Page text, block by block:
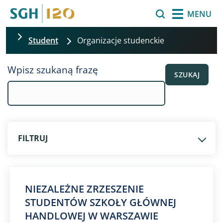
MENU
Student Organizacje studenckie
Wpisz szukaną frazę SZUKAJ
FILTRUJ
NIEZALEŻNE ZRZESZENIE
STUDENTÓW SZKOŁY GŁÓWNEJ
HANDLOWEJ W WARSZAWIE